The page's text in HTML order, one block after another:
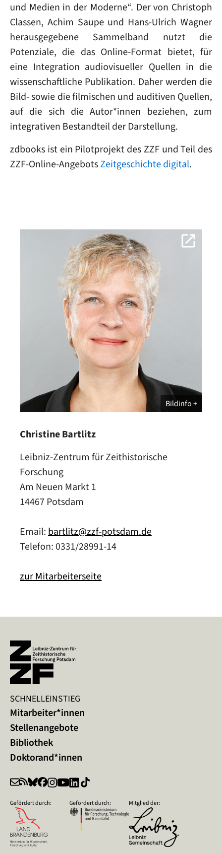
und Medien in der Moderne“. Der von Christoph
Classen, Achim Saupe und Hans-Ulrich Wagner
herausgegebene Sammelband nutzt die
Potenziale, die das Online-Format bietet, für
eine Integration audiovisueller Quellen in die
wissenschaftliche Publikation. Daher werden die
Bild- sowie die filmischen und auditiven Quellen,
auf die sich die Autor*innen beziehen, zum
integrativen Bestandteil der Darstellung.
zdbooks ist ein Pilotprojekt des ZZF und Teil des
ZZF-Online-AngebotsZeitgeschichte digital.
Bildinfo
Christine Bartlitz
Leibniz-Zentrum für Zeithistorische
Forschung
Am Neuen Markt 1
14467 Potsdam
Email: bartlitz@zzf-potsdam.de
Telefon: 0331/28991-14
zur Mitarbeiterseite
SCHNELLEINSTIEG
Mitarbeiter*innen
Stellenangebote
Bibliothek
Doktorand*innen
Gefördert durch: Gefördert durch: Mitglied der: